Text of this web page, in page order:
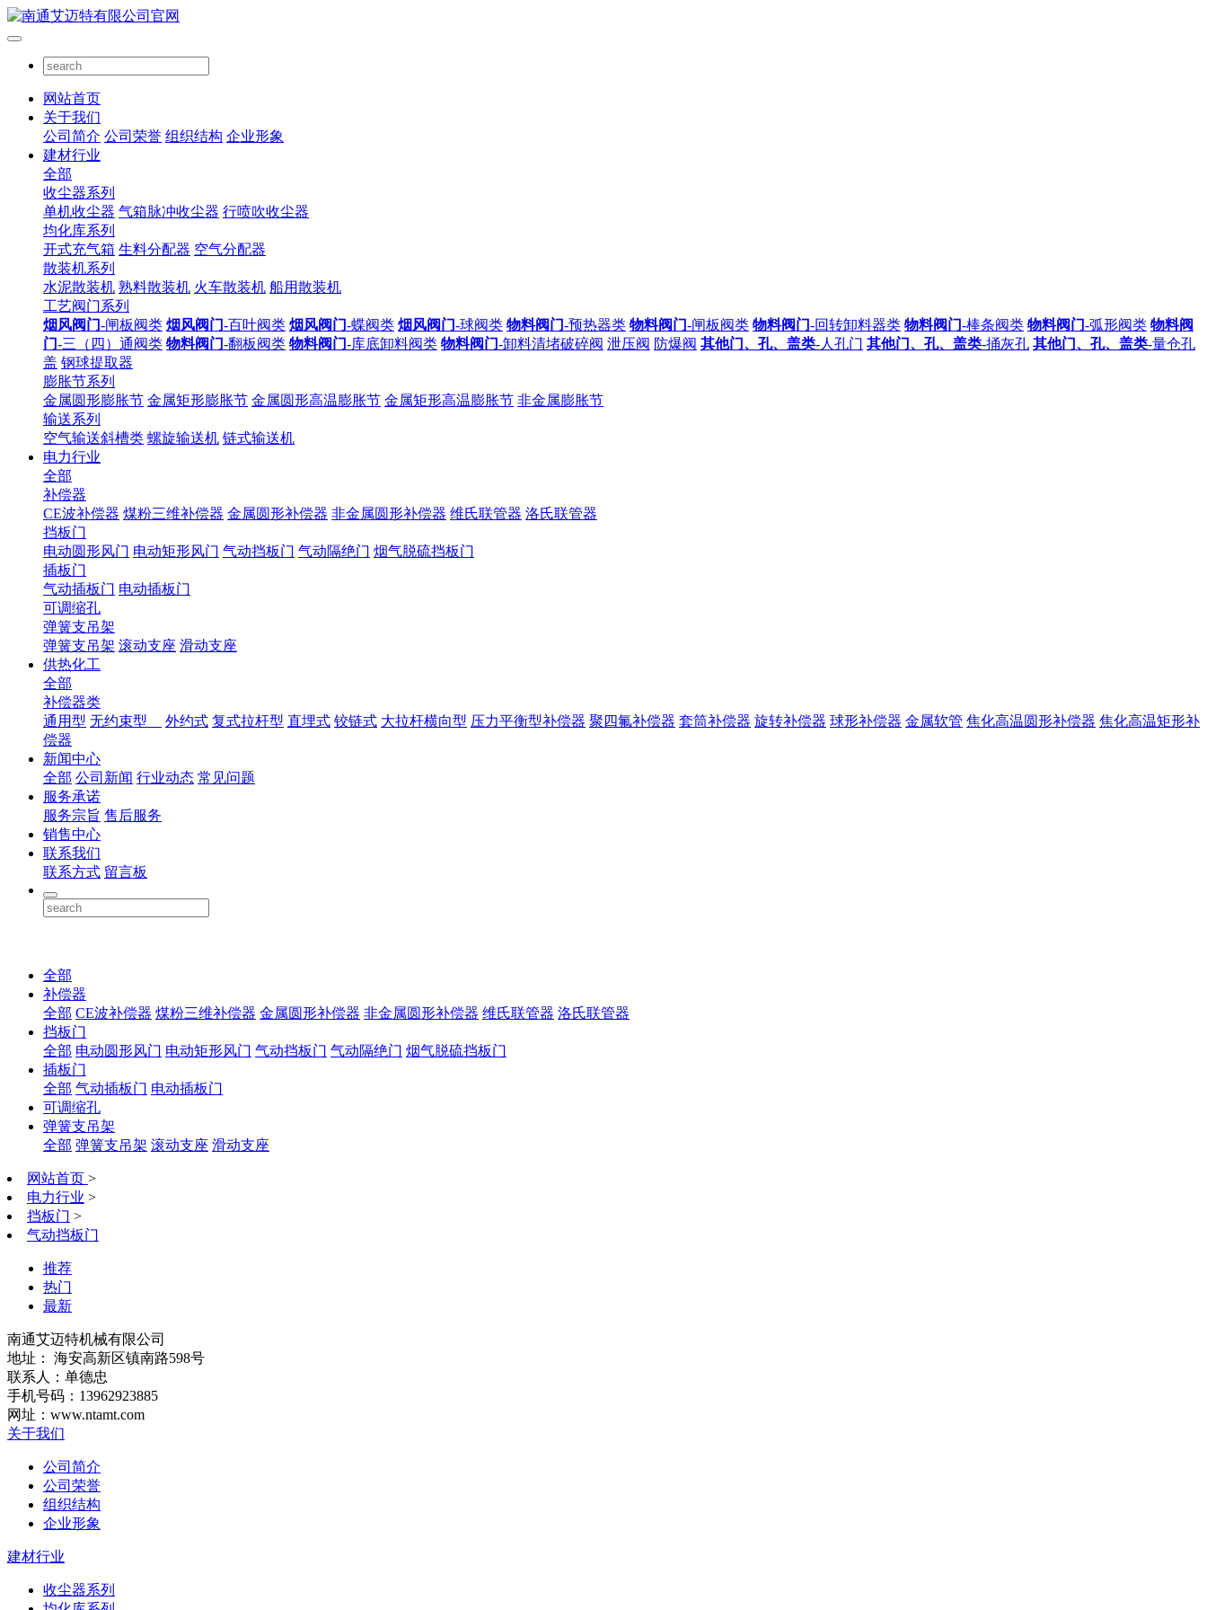
网站首页
关于我们
公司简介 公司荣誉 组织结构 企业形象
建材行业
全部
收尘器系列
单机收尘器 气箱脉冲收尘器 行喷吹收尘器
均化库系列
开式充气箱 生料分配器 空气分配器
散装机系列
水泥散装机 熟料散装机 火车散装机 船用散装机
工艺阀门系列
烟风阀门-闸板阀类 烟风阀门-百叶阀类 烟风阀门-蝶阀类 烟风阀门-球阀类 物料阀门-预热器类 物料阀门-闸板阀类 物料阀门-回转卸料器类 物料阀门-棒条阀类 物料阀门-弧形阀类 物料阀
门-三（四）通阀类 物料阀门-翻板阀类 物料阀门-库底卸料阀类 物料阀门-卸料清堵破碎阀 泄压阀 防爆阀 其他门、孔、盖类-人孔门 其他门、孔、盖类-捅灰孔 其他门、孔、盖类-量仓孔
盖 钢球提取器
膨胀节系列
金属圆形膨胀节 金属矩形膨胀节 金属圆形高温膨胀节 金属矩形高温膨胀节 非金属膨胀节
输送系列
空气输送斜槽类 螺旋输送机 链式输送机
电力行业
全部
补偿器
CE波补偿器 煤粉三维补偿器 金属圆形补偿器 非金属圆形补偿器 维氏联管器 洛氏联管器
挡板门
电动圆形风门 电动矩形风门 气动挡板门 气动隔绝门 烟气脱硫挡板门
插板门
气动插板门 电动插板门
可调缩孔
弹簧支吊架
弹簧支吊架 滚动支座 滑动支座
供热化工
全部
补偿器类
通用型 无约束型 外约式 复式拉杆型 直埋式 铰链式 大拉杆横向型 压力平衡型补偿器 聚四氟补偿器 套筒补偿器 旋转补偿器 球形补偿器 金属软管 焦化高温圆形补偿器 焦化高温矩形补
偿器
新闻中心
全部 公司新闻 行业动态 常见问题
服务承诺
服务宗旨 售后服务
销售中心
联系我们
联系方式 留言板
全部
补偿器
全部 CE波补偿器 煤粉三维补偿器 金属圆形补偿器 非金属圆形补偿器 维氏联管器 洛氏联管器
挡板门
全部 电动圆形风门 电动矩形风门 气动挡板门 气动隔绝门 烟气脱硫挡板门
插板门
全部 气动插板门 电动插板门
可调缩孔
弹簧支吊架
全部 弹簧支吊架 滚动支座 滑动支座
网站首页 >
电力行业 >
挡板门 >
气动挡板门
推荐
热门
最新
南通艾迈特机械有限公司
地址： 海安高新区镇南路598号
联系人：单德忠
手机号码：13962923885
网址：www.ntamt.com
关于我们
公司简介
公司荣誉
组织结构
企业形象
建材行业
收尘器系列